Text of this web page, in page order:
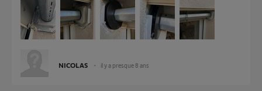
NICOLAS il y a presque 8 ans